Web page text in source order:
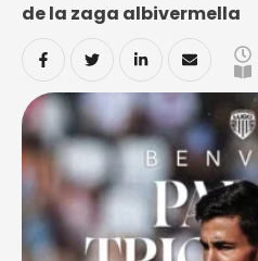
de la zaga albivermella